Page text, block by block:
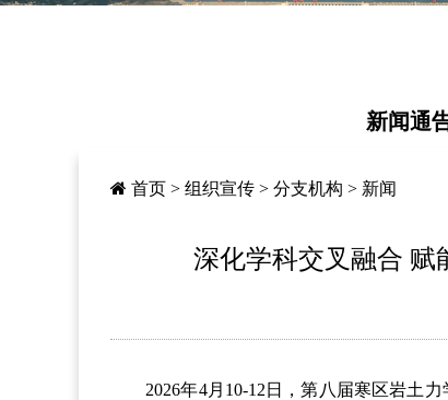
新闻通
首页 > 组织宣传 > 分支机构 > 新闻
深化学科交叉融合
2026年4月10-12日，第八届寒区岩土力